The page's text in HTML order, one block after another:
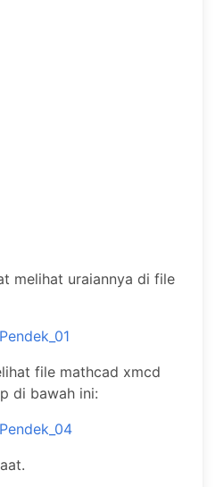
melihat uraiannya di file
file mathcad xmcd
di bawah ini: